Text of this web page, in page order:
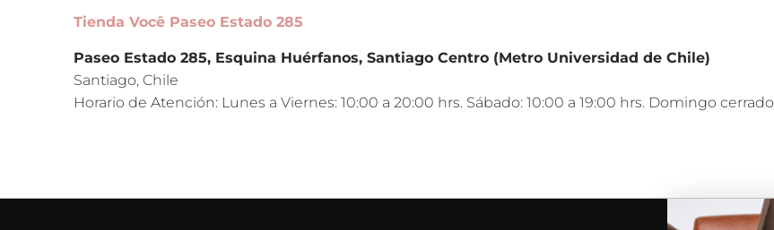
Tienda Você Paseo Estado 285
Paseo Estado 285, Esquina Huérfanos, Santiago Centro (Metro Universidad de Chile)
Santiago, Chile
Horario de Atención: Lunes a Viernes: 10:00 a 20:00 hrs. Sábado: 10:00 a 19:00 hrs. Domingo cerrado